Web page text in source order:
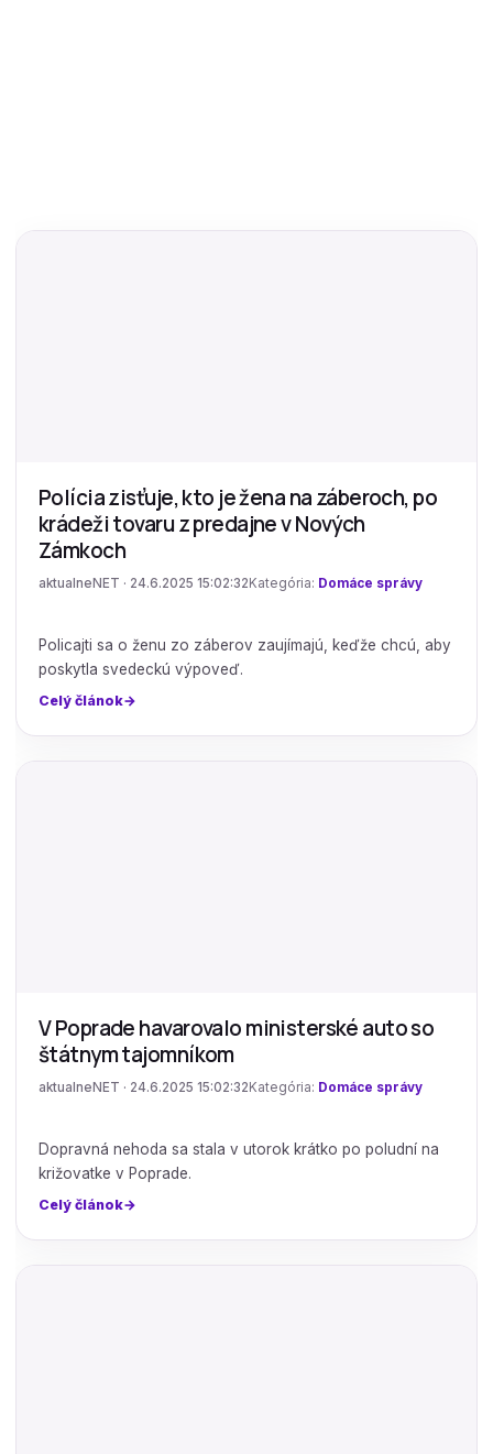
Polícia zisťuje, kto je žena na záberoch, po
krádeži tovaru z predajne v Nových
Zámkoch
aktualneNET · 24.6.2025 15:02:32 Kategória: Domáce správy
Policajti sa o ženu zo záberov zaujímajú, keďže chcú, aby
poskytla svedeckú výpoveď.
Celý článok
V Poprade havarovalo ministerské auto so
štátnym tajomníkom
aktualneNET · 24.6.2025 15:02:32 Kategória: Domáce správy
Dopravná nehoda sa stala v utorok krátko po poludní na
križovatke v Poprade.
Celý článok